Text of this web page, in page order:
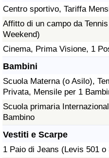
Centro sportivo, Tariffa
Affitto di un campo da
Weekend)
Cinema, Prima Visione, 1
Bambini
Scuola Materna (o Asilo),
Privata, Mensile per 1
Scuola primaria
Bambino
Vestiti e Scarpe
1 Paio di Jeans (Levis 501 o